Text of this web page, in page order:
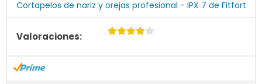
Cortapelos de nariz y orejas profesional - IPX 7 de Fitfort